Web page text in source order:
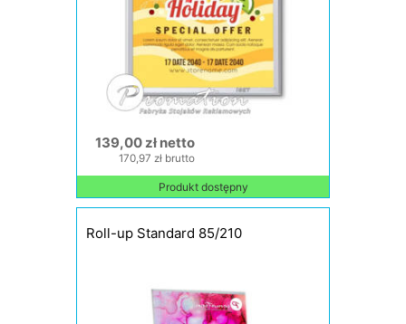
139,00 zł netto
170,97 zł brutto
Produkt dostępny
Roll-up Standard 85/210